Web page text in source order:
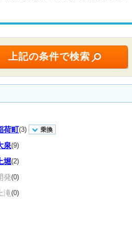
荷町(3) 乗換
泉(9)
上堀(2)
発(0)
上滝(0)